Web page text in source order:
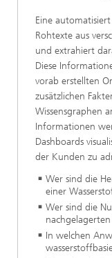
Eine
Rohtexte aus
und extrahiert
Diese
vorab erstellten
zusätzlichen
Wissensgraphen
Informationen
Dashboards
der Kunden zu
Wer sind die
einer
Wer sind die
In welchen